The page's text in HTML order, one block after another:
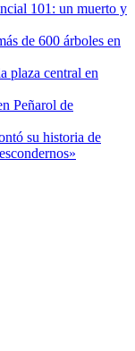
101: un muerto y
de 600 árboles en
plaza central en
Peñarol de
su historia de